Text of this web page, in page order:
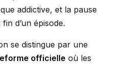
addictive, et la pause
d’un épisode.
se distingue par une
officielle où les